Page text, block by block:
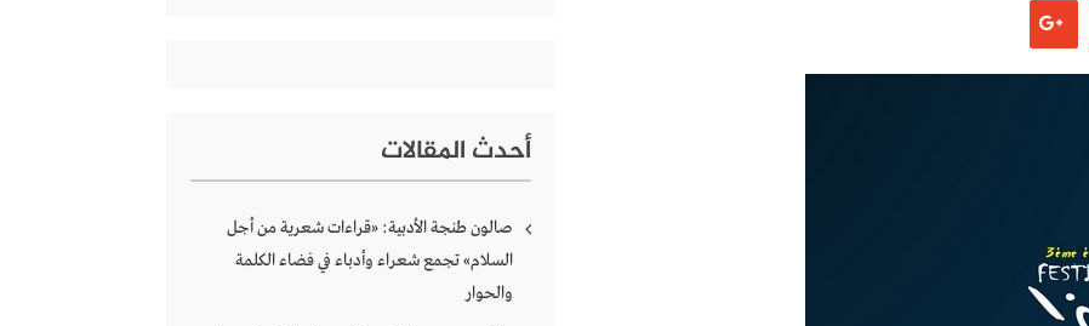
أحدث المقالات
صالون طنجة الأدبية: «قراءات شعرية من أجل
السلام» تجمع شعراء وأدباء في فضاء الكلمة
والحوار